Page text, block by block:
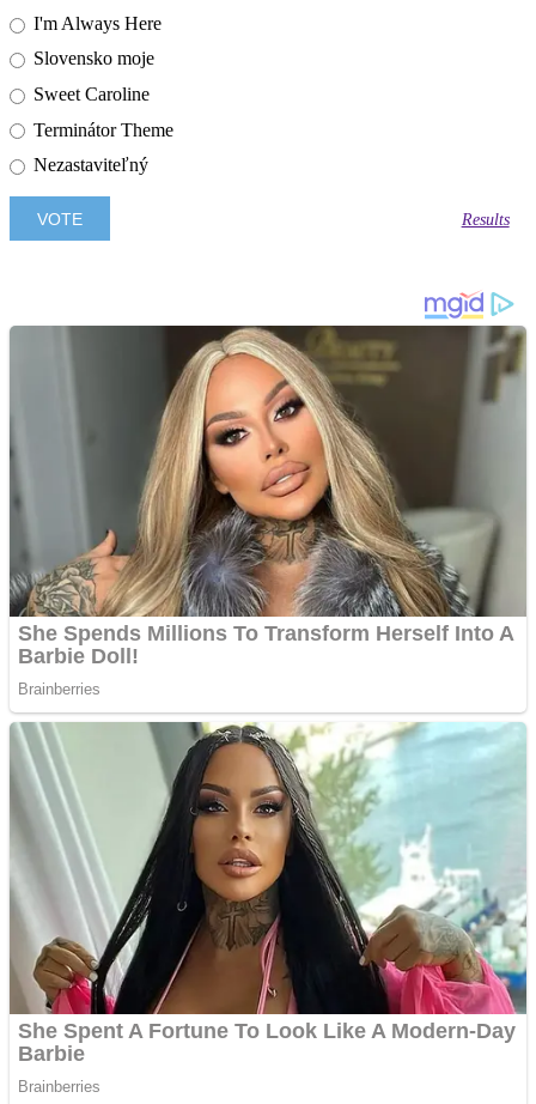
I'm Always Here
Slovensko moje
Sweet Caroline
Terminátor Theme
Nezastaviteľný
Results